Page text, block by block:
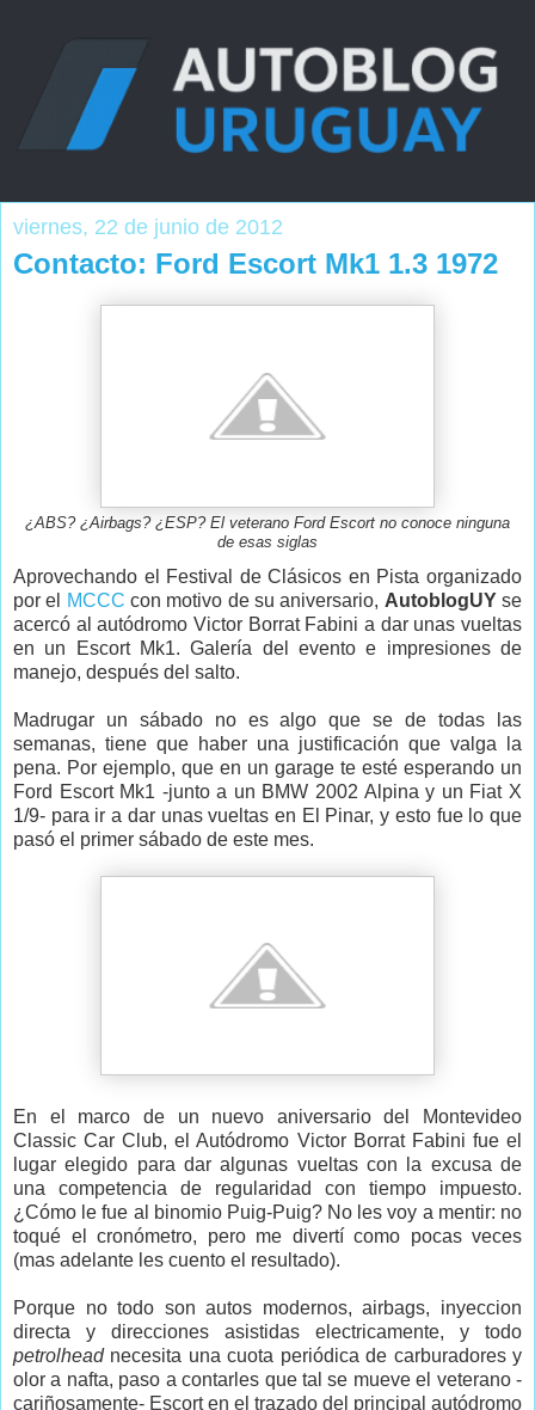
viernes, 22 de junio de 2012
Contacto: Ford Escort Mk1 1.3 1972
¿ABS? ¿Airbags? ¿ESP? El veterano Ford Escort no conoce ninguna
de esas siglas
Aprovechando el Festival de Clásicos en Pista organizado
por el
MCCC con motivo de su aniversario, AutoblogUY se
acercó al autódromo Victor Borrat Fabini a dar unas vueltas
en un Escort Mk1. Galería del evento e impresiones de
manejo, después del salto.
Madrugar un sábado no es algo que se de todas las
semanas, tiene que haber una justificación que valga la
pena. Por ejemplo, que en un garage te esté esperando un
Ford Escort Mk1 -junto a un BMW 2002 Alpina y un Fiat X
1/9- para ir a dar unas vueltas en El Pinar, y esto fue lo que
pasó el primer sábado de este mes.
En el marco de un nuevo aniversario del Montevideo
Classic Car Club, el Autódromo Victor Borrat Fabini fue el
lugar elegido para dar algunas vueltas con la excusa de
una competencia de regularidad con tiempo impuesto.
¿Cómo le fue al binomio Puig-Puig? No les voy a mentir: no
toqué el cronómetro, pero me divertí como pocas veces
(mas adelante les cuento el resultado).
Porque no todo son autos modernos, airbags, inyeccion
directa y direcciones asistidas electricamente, y todo
petrolhead necesita una cuota periódica de carburadores y
olor a nafta, paso a contarles que tal se mueve el veterano -
cariñosamente- Escort en el trazado del principal autódromo